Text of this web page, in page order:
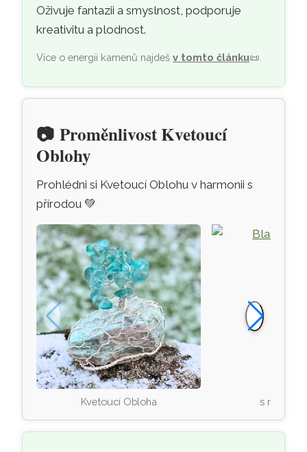
Oživuje fantazii a smyslnost, podporuje
kreativitu a plodnost.
Více o energii kamenů najdešv tomto článku📜.
📷Proměnlivost Kvetoucí
Oblohy
Prohlédni si Kvetoucí Oblohu v harmonii s
přírodou 💚
Kvetoucí Obloha s modří